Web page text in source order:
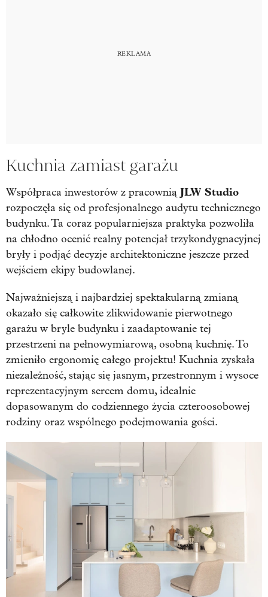
Kuchnia zamiast garażu
Współpraca inwestorów z pracownią JLW Studio
rozpoczęła się od profesjonalnego audytu technicznego
budynku. Ta coraz popularniejsza praktyka pozwoliła
na chłodno ocenić realny potencjał trzykondygnacyjnej
bryły i podjąć decyzje architektoniczne jeszcze przed
wejściem ekipy budowlanej.
Najważniejszą i najbardziej spektakularną zmianą
okazało się całkowite zlikwidowanie pierwotnego
garażu w bryle budynku i zaadaptowanie tej
przestrzeni na pełnowymiarową, osobną kuchnię. To
zmieniło ergonomię całego projektu! Kuchnia zyskała
niezależność, stając się jasnym, przestronnym i wysoce
reprezentacyjnym sercem domu, idealnie
dopasowanym do codziennego życia czteroosobowej
rodziny oraz wspólnego podejmowania gości.